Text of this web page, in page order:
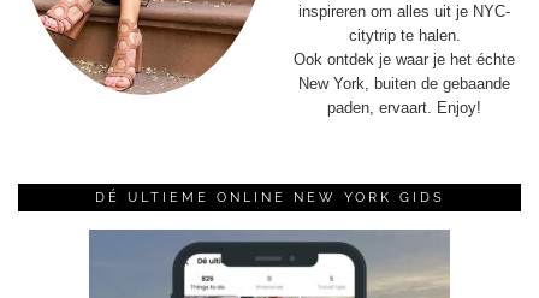
inspireren om alles uit je NYC-
citytrip te halen.
Ook ontdek je waar je het échte
New York, buiten de gebaande
paden, ervaart. Enjoy!
DÉ ULTIEME ONLINE NEW YORK GIDS